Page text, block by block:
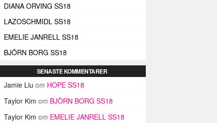
DIANA ORVING SS18
LAZOSCHMIDL SS18
EMELIE JANRELL SS18
BJÖRN BORG SS18
SENASTE KOMMENTARER
Jamie Liu om HOPE SS18
Taylor Kim om BJÖRN BORG SS18
Taylor Kim om EMELIE JANRELL SS18